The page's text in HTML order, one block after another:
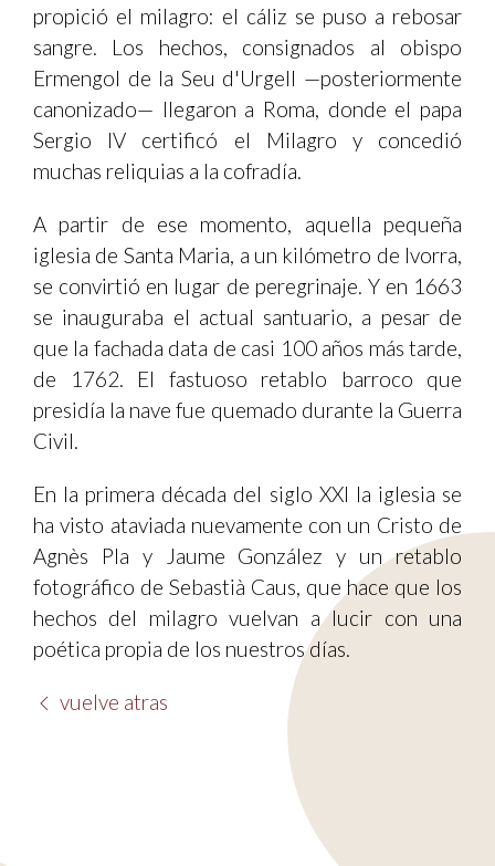
propició el milagro: el cáliz se puso a rebosar
sangre. Los hechos, consignados al obispo
Ermengol de la Seu d'Urgell —posteriormente
canonizado— llegaron a Roma, donde el papa
Sergio IV certificó el Milagro y concedió
muchas reliquias a la cofradía.
A partir de ese momento, aquella pequeña
iglesia de Santa Maria, a un kilómetro de Ivorra,
se convirtió en lugar de peregrinaje. Y en 1663
se inauguraba el actual santuario, a pesar de
que la fachada data de casi 100 años más tarde,
de 1762. El fastuoso retablo barroco que
presidía la nave fue quemado durante la Guerra
Civil.
En la primera década del siglo XXI la iglesia se
ha visto ataviada nuevamente con un Cristo de
Agnès Pla y Jaume González y un retablo
fotográfico de Sebastià Caus, que hace que los
hechos del milagro vuelvan a lucir con una
poética propia de los nuestros días.
vuelve atras